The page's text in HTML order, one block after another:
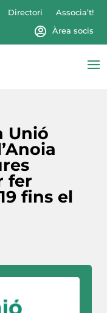
Directori
Associa’t!
Àrea socis
Unió
fer
fins el